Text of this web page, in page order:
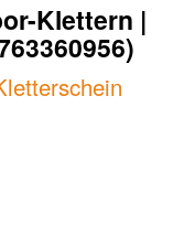
Klettern |